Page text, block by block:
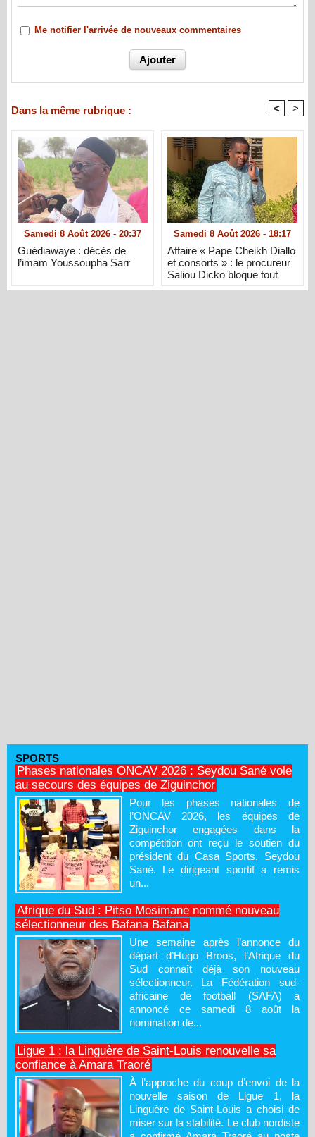
Me notifier l'arrivée de nouveaux commentaires
Dans la même rubrique : < >
Samedi 8 Août 2026 - 20:37
Guédiawaye : décès de
l’imam Youssoupha Sarr
Samedi 8 Août 2026 - 18:17
Affaire « Pape Cheikh Diallo
et consorts » : le procureur
Saliou Dicko bloque tout
SPORTS
Phases nationales ONCAV 2026 : Seydou Sané vole
au secours des équipes de Ziguinchor
Pour les phases nationales de
l’ONCAV 2026, les équipes de
Ziguinchor engagées dans la
compétition ont reçu le soutien du
président du Casa Sports, Seydou
Sané. Le dirigeant sportif a remis
un...
Afrique du Sud : Pitso Mosimane nommé nouveau
sélectionneur des Bafana Bafana
Une semaine après l’annonce du
départ d’Hugo Broos, l’Afrique du
Sud connaît déjà son nouveau
sélectionneur. La Fédération sud-
africaine de football (SAFA) a
annoncé ce samedi 8 août la
nomination de...
Ligue 1 : la Linguère de Saint-Louis renouvelle sa
confiance à Amara Traoré
À l’approche du coup d’envoi de la
nouvelle saison de Ligue 1, la
Linguère de Saint-Louis a choisi de
miser sur la stabilité. Le club nordiste